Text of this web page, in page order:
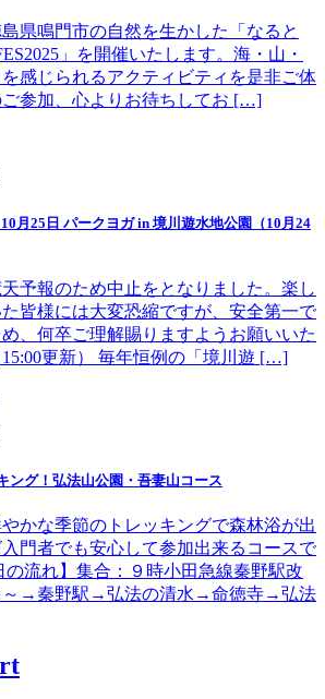
県鳴門市の自然を生かした「なると
」を開催いたします。海・山・
感じられるアクティビティを是非ご体
参加、心よりお待ちしてお […]
月25日 パークヨガ in 境川遊水地公園（10月24
予報のため中止をとなりました。楽し
皆様には大変恐縮ですが、安全第一で
、何卒ご理解賜りますようお願いいた
15:00更新） 毎年恒例の「境川遊 […]
グ！弘法山公園・吾妻山コース
かな季節のトレッキングで森林浴が出
門者でも安心して参加出来るコースで
流れ】集合：９時小田急線秦野駅改
～→秦野駅→弘法の清水→命徳寺→弘法